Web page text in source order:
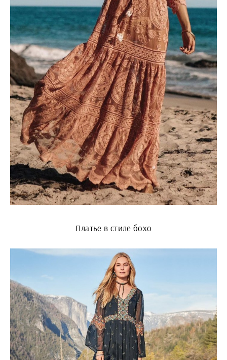
Платье в стиле бохо